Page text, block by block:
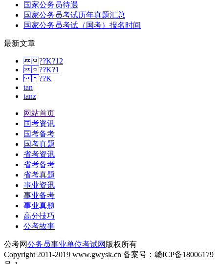
国家公务员待遇
国家公务员考试历年真题汇总
国家公务员考试（国考）报名时间
最新文章
??K?12
??K?1
??K
tan
tanz
网站首页
国考资讯
国考备考
国考真题
省考资讯
省考备考
省考真题
事业资讯
事业备考
事业真题
高分技巧
公考故事
公考网公务员事业单位考试网 版权所有
Copyright 2011-2019 www.gwysk.cn 备案号：赣ICP备18006179